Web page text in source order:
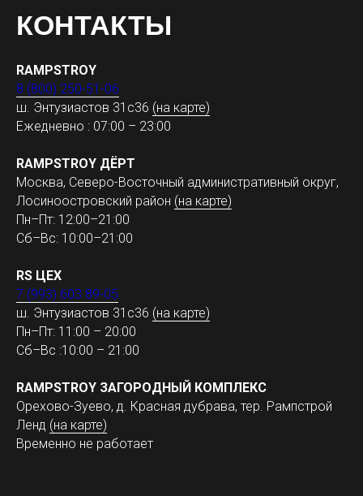
КОНТАКТЫ
RAMPSTROY
8 (800) 250-51-06
ш. Энтузиастов 31с36 (на карте)
Ежедневно : 07:00 – 23:00
RAMPSTROY ДЁРТ
Москва, Северо-Восточный административный округ,
Лосиноостровский район (на карте)
Пн–Пт: 12:00–21:00
Сб–Вс: 10:00–21:00
RS ЦЕХ
7 (993) 603 89-05
ш. Энтузиастов 31с36 (на карте)
Пн–Пт: 11:00 – 20:00
Сб–Вс :10:00 – 21:00
RAMPSTROY ЗАГОРОДНЫЙ КОМПЛЕКС
Орехово-Зуево, д. Красная дубрава, тер. Рампстрой
Ленд (на карте)
Временно не работает